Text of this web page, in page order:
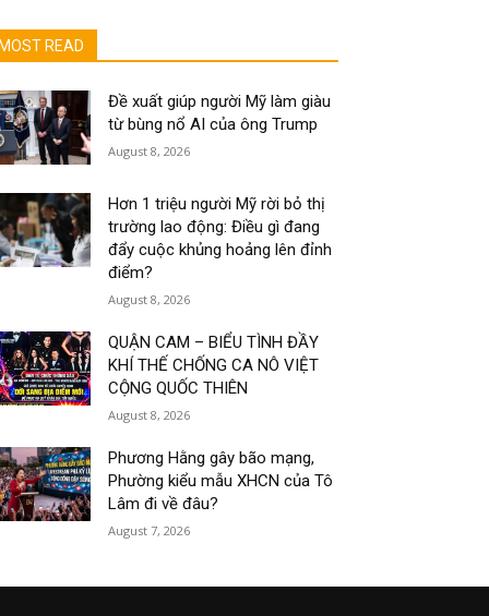
MOST READ
Đề xuất giúp người Mỹ làm giàu
từ bùng nổ AI của ông Trump
August 8, 2026
Hơn 1 triệu người Mỹ rời bỏ thị
trường lao động: Điều gì đang
đẩy cuộc khủng hoảng lên đỉnh
điểm?
August 8, 2026
QUẬN CAM – BIỂU TÌNH ĐẦY
KHÍ THẾ CHỐNG CA NÔ VIỆT
CỘNG QUỐC THIÊN
August 8, 2026
Phương Hằng gây bão mạng,
Phường kiểu mẫu XHCN của Tô
Lâm đi về đâu?
August 7, 2026